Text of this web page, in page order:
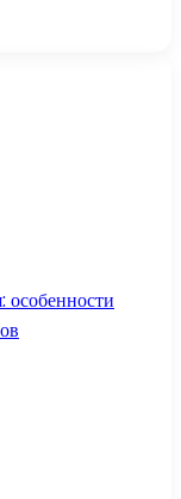
особенности